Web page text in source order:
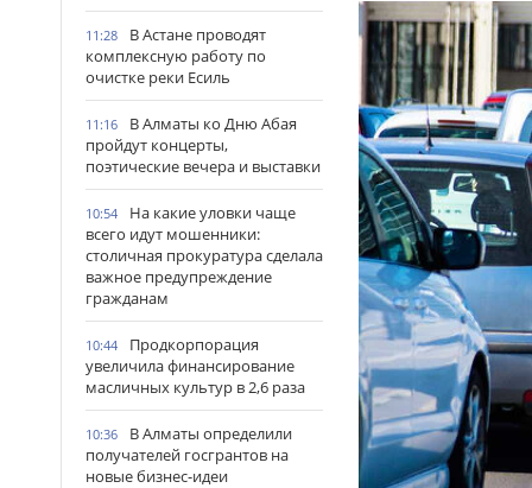
11:28
В Астане проводят
комплексную работу по
очистке реки Есиль
11:16
В Алматы ко Дню Абая
пройдут концерты,
поэтические вечера и выставки
10:54
На какие уловки чаще
всего идут мошенники:
столичная прокуратура сделала
важное предупреждение
гражданам
10:44
Продкорпорация
увеличила финансирование
масличных культур в 2,6 раза
10:36
В Алматы определили
получателей госгрантов на
новые бизнес-идеи